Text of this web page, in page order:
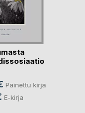
Painettu kirja
E-kirja